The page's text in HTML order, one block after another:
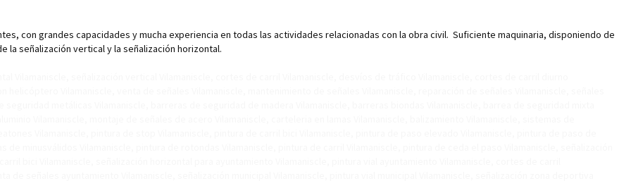
con grandes capacidades y mucha experiencia en todas las actividades relacionadas con la obra civil. Suficiente maquinaria, disponiendo de
la señalización vertical y la señalización horizontal.